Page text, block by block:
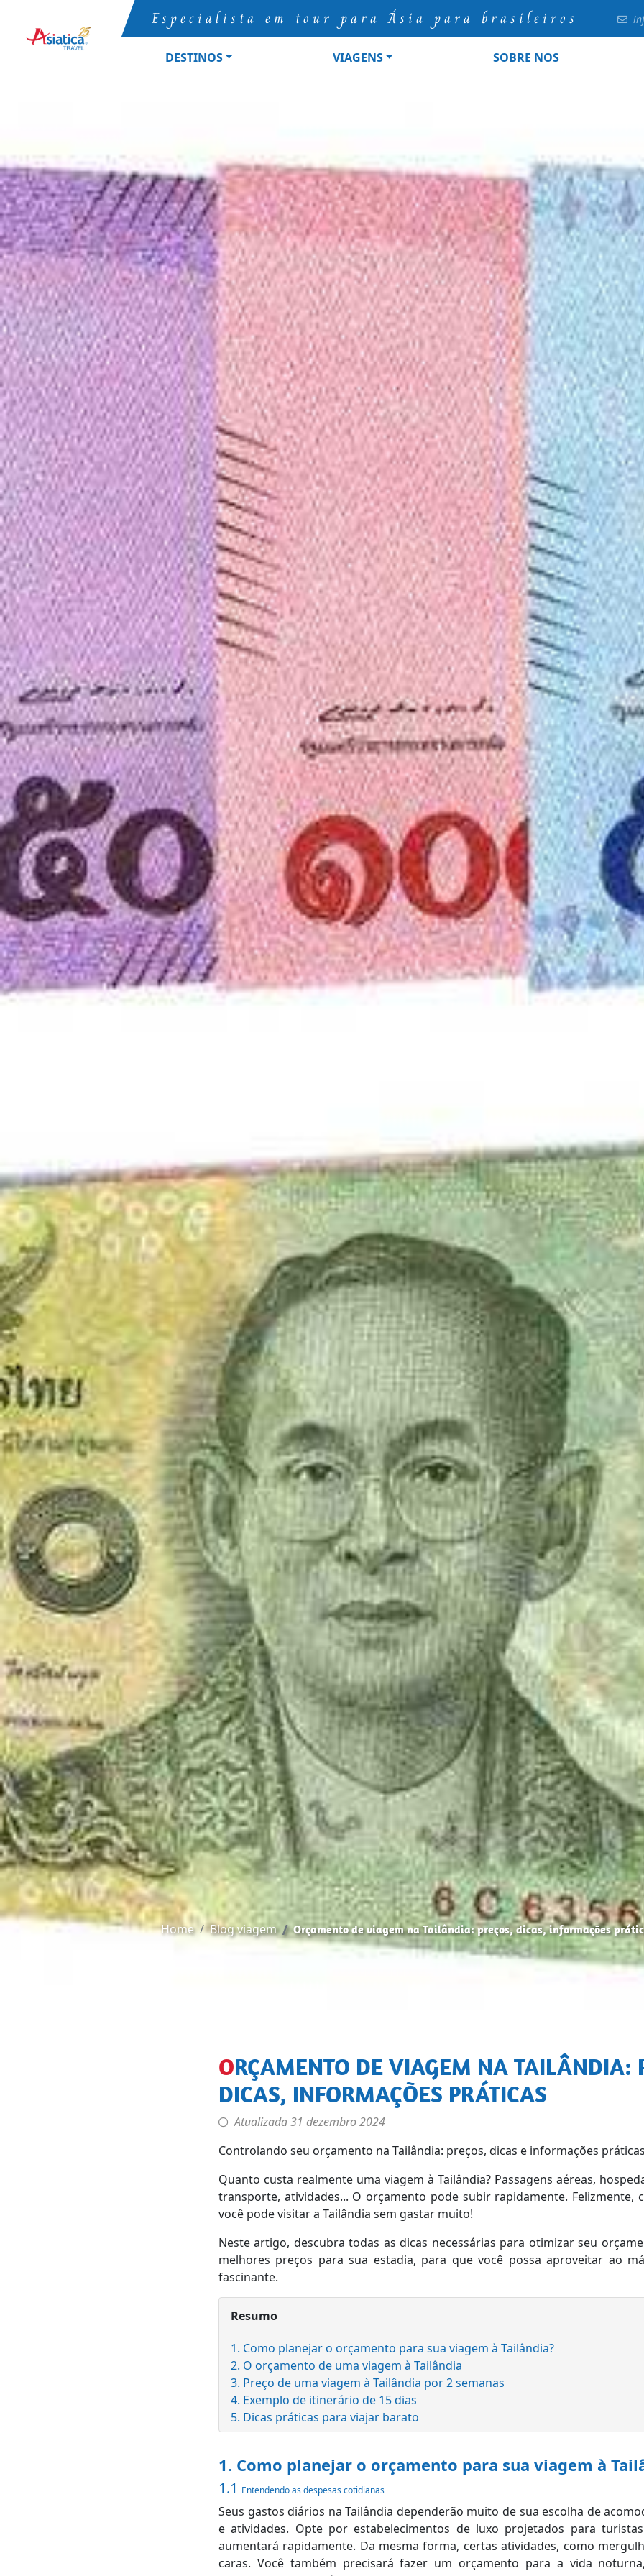
Especialista em tour para Ásia para brasileiros
DESTINOS VIAGENS SOBRE NOS
Home Blog viagem Orçamento de viagem na Tailândia: preços, dicas, informações
ORÇAMENTO DE VIAGEM NA TAILÂNDIA: PREÇOS,
DICAS, INFORMAÇÕES PRÁTICAS
Atualizada31 dezembro 2024
Controlando seu orçamento na Tailândia: preços, dicas e informações
Quanto custa realmente uma viagem à Tailândia? Passagens aéreas,
transporte, atividades... O orçamento pode subir rapidamente. Felizmente,
você pode visitar a Tailândia sem gastar muito!
Neste artigo, descubra todas as dicas necessárias para otimizar seu
melhores preços para sua estadia, para que você possa aproveitar ao
fascinante.
Resumo
1. Como planejar o orçamento para sua viagem à Tailândia?
2. O orçamento de uma viagem à Tailândia
3. Preço de uma viagem à Tailândia por 2 semanas
4. Exemplo de itinerário de 15 dias
5. Dicas práticas para viajar barato
1. Como planejar o orçamento para sua viagem à
1.1 Entendendo as despesas cotidianas
Seus gastos diários na Tailândia dependerão muito de sua escolha de
e atividades. Opte por estabelecimentos de luxo projetados para
aumentará rapidamente. Da mesma forma, certas atividades, como
caras. Você também precisará fazer um orçamento para a vida